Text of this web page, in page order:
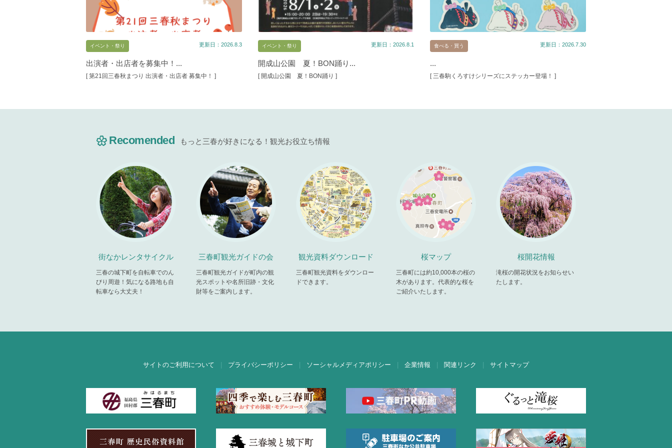
イベント・祭り
出演者・出店者を募集中！...
[ 第21回三春秋まつり 出演者・出店者 募集中！ ]
更新日：2026.8.3 イベント・祭り
開成山公園 夏！BON踊り...
[ 開成山公園 夏！BON踊り ]
更新日：2026.8.1 食べる・買う
...
[ 三春駒くろすけシリーズにステッカー登場！ ]
更新日：2026.7.30
Recomended もっと三春が好きになる！観光お役立ち情報
街なかレンタサイクル
三春の城下町を自転車でのん
びり周遊！気になる路地も自
転車なら大丈夫！
三春町観光ガイドの会
三春町観光ガイドが町内の観
光スポットや名所旧跡・文化
財等をご案内します。
観光資料ダウンロード
三春町観光資料をダウンロー
ドできます。
桜マップ
三春町には約10,000本の桜の
木があります。代表的な桜を
ご紹介いたします。
桜開花情報
滝桜の開花状況をお知らせい
たします。
サイトのご利用について プライバシーポリシー ソーシャルメディアポリシー 企業情報 関連リンク サイトマップ